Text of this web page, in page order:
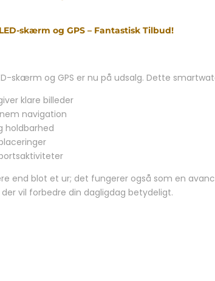
skærm og GPS – Fantastisk Tilbud!
skærm og GPS er nu på udsalg. Dette
klare billeder
navigation
holdbarhed
end blot et ur; det fungerer også som en
vil forbedre din dagligdag betydeligt.